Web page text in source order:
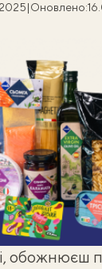
|Оновлено:
обожнюєш